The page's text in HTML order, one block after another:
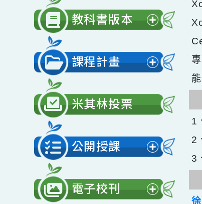
選
單
展
開
選
單
展
選
單
展
選
米其林投票
公開授課
展